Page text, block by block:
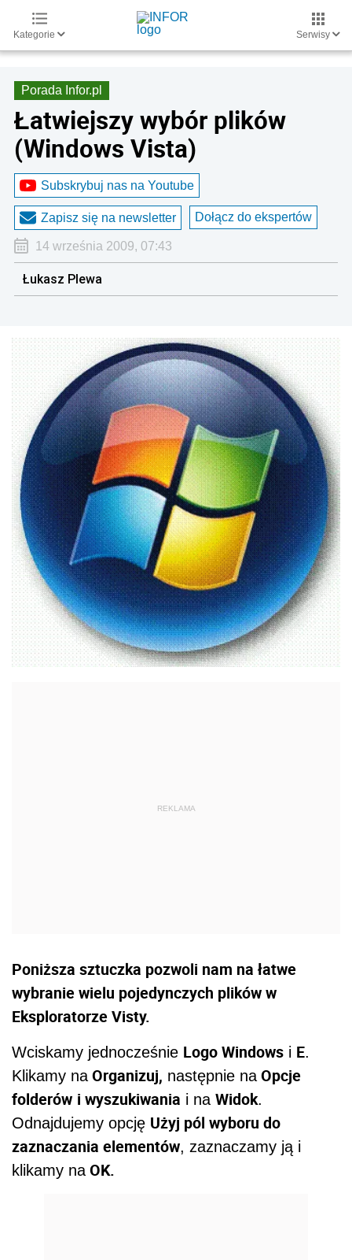
Kategorie Serwisy
Porada Infor.pl
Łatwiejszy wybór plików
(Windows Vista)
Subskrybuj nas na Youtube
Zapisz się na newsletter Dołącz do ekspertów
14 września 2009, 07:43
Łukasz Plewa
Poniższa sztuczka pozwoli nam na łatwe
wybranie wielu pojedynczych plików w
Eksploratorze Visty.
Wciskamy jednocześnie Logo Windows i E.
Klikamy naOrganizuj, następnie naOpcje
folderów i wyszukiwania i na Widok.
Odnajdujemy opcję Użyj pól wyboru do
zaznaczania elementów, zaznaczamy ją i
klikamy naOK.